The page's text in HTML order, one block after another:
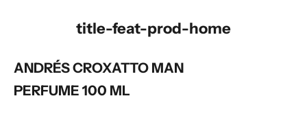
title-feat-prod-home
ANDRÉS CROXATTO MAN
PERFUME 100 ML